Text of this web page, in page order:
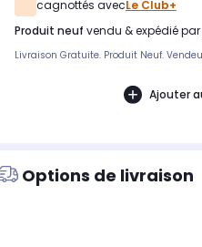
cagnottés avecLe Club+
produit neuf vendu & expédié par
Livraison Gratuite. Produit Neuf.
Ajouter
Options de livraison